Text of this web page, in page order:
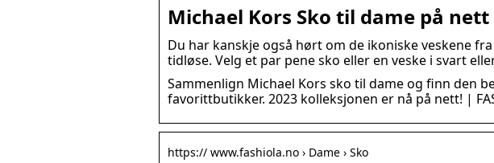
Michael Kors Sko til dame på nett
Du har kanskje også hørt om de ikoniske veskene
tidløse. Velg et par pene sko eller en veske i svart
Sammenlign Michael Kors sko til dame og finn den
favorittbutikker. 2023 kolleksjonen er nå på nett! |
https:// www.fashiola.no › Dame › Sko